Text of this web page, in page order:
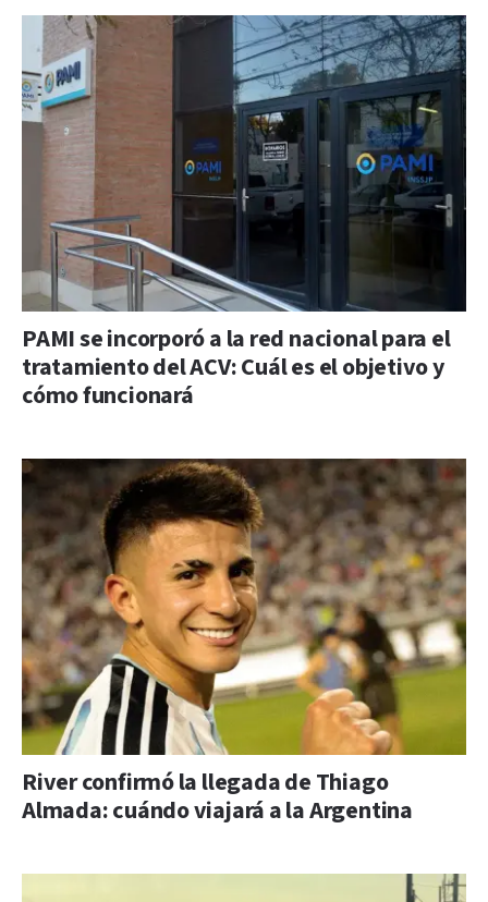
PAMI se incorporó a la red nacional para el
tratamiento del ACV: Cuál es el objetivo y
cómo funcionará
River confirmó la llegada de Thiago
Almada: cuándo viajará a la Argentina